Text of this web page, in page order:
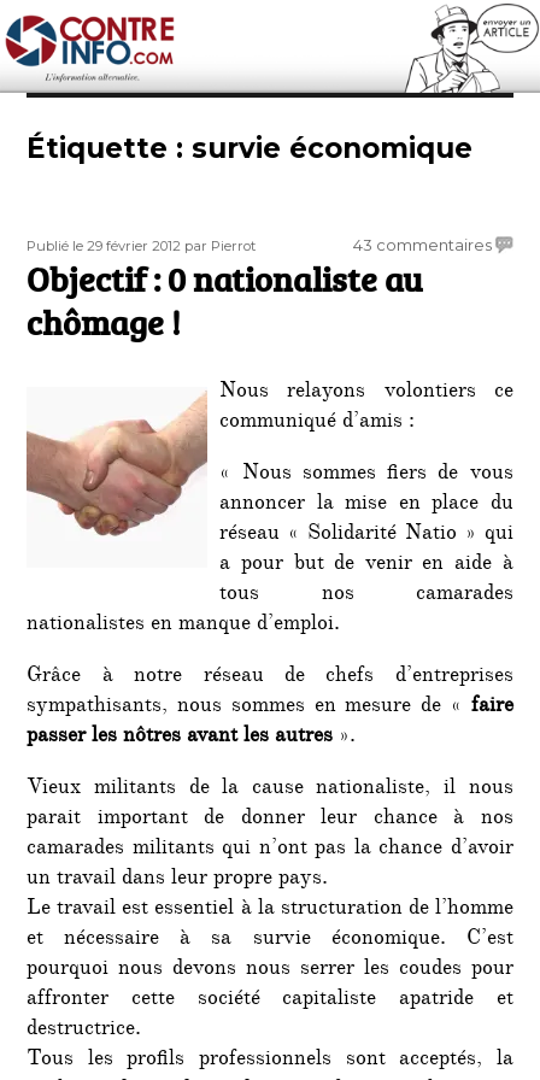
Contre-Info
Étiquette :survie économique
Publié
le
Publié le 29 février 2012 Auteur
par Pierrot 43 commentairessur
Objectif : 0 nationaliste au
chômage !
Nous relayons volontiers ce
communiqué d’amis :
« Nous sommes fiers de vous
annoncer la mise en place du
réseau « Solidarité Natio » qui
a pour but de venir en aide à
tous nos camarades
nationalistes en manque d’emploi.
Grâce à notre réseau de chefs d’entreprises
sympathisants, nous sommes en mesure de « faire
passer les nôtres avant les autres ».
Vieux militants de la cause nationaliste, il nous
parait important de donner leur chance à nos
camarades militants qui n’ont pas la chance d’avoir
un travail dans leur propre pays.
Le travail est essentiel à la structuration de l’homme
et nécessaire à sa survie économique. C’est
pourquoi nous devons nous serrer les coudes pour
affronter cette société capitaliste apatride et
destructrice.
Tous les profils professionnels sont acceptés, la